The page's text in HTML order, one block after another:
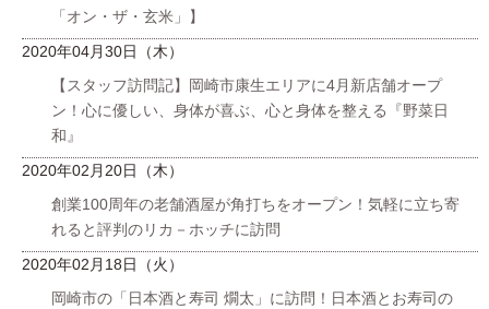
「オン・ザ・玄米」】
2020年04月30日（木）
【スタッフ訪問記】岡崎市康生エリアに4月新店舗オープ
ン！心に優しい、身体が喜ぶ、心と身体を整える『野菜日
和』
2020年02月20日（木）
創業100周年の老舗酒屋が角打ちをオープン！気軽に立ち寄
れると評判のリカ－ホッチに訪問
2020年02月18日（火）
岡崎市の「日本酒と寿司 燗太」に訪問！日本酒とお寿司の